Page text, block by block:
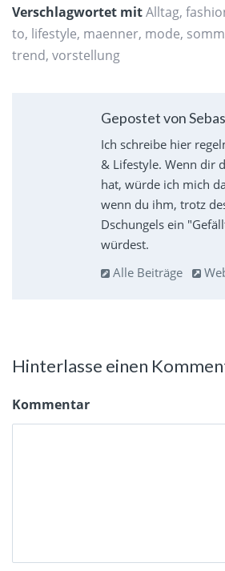
Verschlagwortet mitAlltag,
to, lifestyle, maenner, mode,
trend, vorstellung
Gepostet von
Ich schreibe hier
& Lifestyle. Wenn dir
hat, würde ich mich
wenn du ihm, trotz
Dschungels ein
würdest.
Alle Beiträge
Hinterlasse einen
Kommentar